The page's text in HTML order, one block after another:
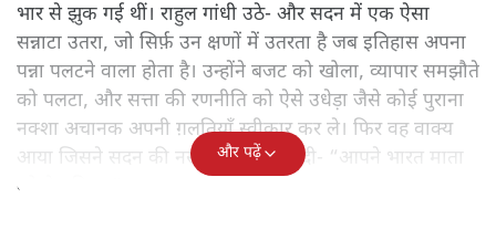
भार से झुक गई थीं। राहुल गांधी उठे- और सदन में एक ऐसा
सन्नाटा उतरा, जो सिर्फ़ उन क्षणों में उतरता है जब इतिहास अपना
पन्ना पलटने वाला होता है। उन्होंने बजट को खोला, व्यापार समझौते
को पलटा, और सत्ता की रणनीति को ऐसे उधेड़ा जैसे कोई पुराना
नक्शा अचानक अपनी ग़लतियाँ स्वीकार कर ले। फिर वह वाक्य
आया जिसने सदन की नसों में बर्फ़ उतार दी- “आपने भारत माता
को बेच दिया।”
और पढ़ें